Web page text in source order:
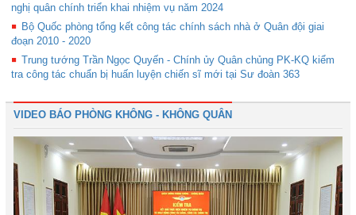
nghị quân chính triển khai nhiệm vụ năm 2024
Bộ Quốc phòng tổng kết công tác chính sách nhà ở Quân đội giai
đoạn 2010 - 2020
Trung tướng Trần Ngọc Quyến - Chính ủy Quân chủng PK-KQ kiểm
tra công tác chuẩn bị huấn luyện chiến sĩ mới tại Sư đoàn 363
VIDEO BÁO PHÒNG KHÔNG - KHÔNG QUÂN